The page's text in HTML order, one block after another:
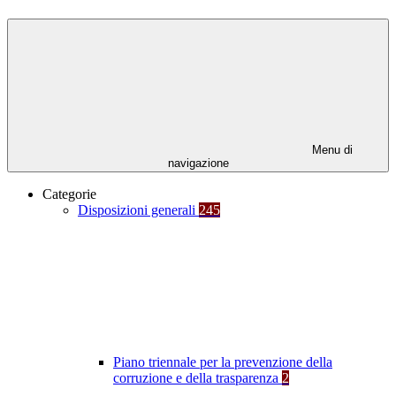
Menu di
navigazione
Categorie
Disposizioni generali 245
Piano triennale per la prevenzione della
corruzione e della trasparenza 2